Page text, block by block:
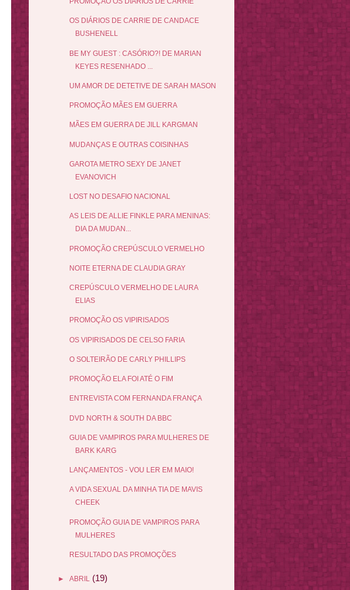
OS DIÁRIOS DE CARRIE DE CANDACE
BUSHENELL
BE MY GUEST : CASÓRIO?! DE MARIAN
KEYES RESENHADO ...
UM AMOR DE DETETIVE DE SARAH MASON
PROMOÇÃO MÃES EM GUERRA
MÃES EM GUERRA DE JILL KARGMAN
MUDANÇAS E OUTRAS COISINHAS
GAROTA METRO SEXY DE JANET
EVANOVICH
LOST NO DESAFIO NACIONAL
AS LEIS DE ALLIE FINKLE PARA MENINAS:
DIA DA MUDAN...
PROMOÇÃO CREPÚSCULO VERMELHO
NOITE ETERNA DE CLAUDIA GRAY
CREPÚSCULO VERMELHO DE LAURA
ELIAS
PROMOÇÃO OS VIPIRISADOS
OS VIPIRISADOS DE CELSO FARIA
O SOLTEIRÃO DE CARLY PHILLIPS
PROMOÇÃO ELA FOI ATÉ O FIM
ENTREVISTA COM FERNANDA FRANÇA
DVD NORTH & SOUTH DA BBC
GUIA DE VAMPIROS PARA MULHERES DE
BARK KARG
LANÇAMENTOS - VOU LER EM MAIO!
A VIDA SEXUAL DA MINHA TIA DE MAVIS
CHEEK
PROMOÇÃO GUIA DE VAMPIROS PARA
MULHERES
RESULTADO DAS PROMOÇÕES
► ABRIL (19)